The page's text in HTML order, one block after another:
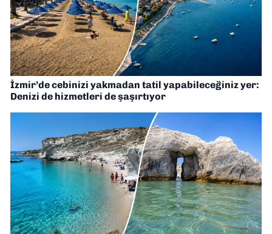
İzmir’de cebinizi yakmadan tatil yapabileceğiniz yer:
Denizi de hizmetleri de şaşırtıyor